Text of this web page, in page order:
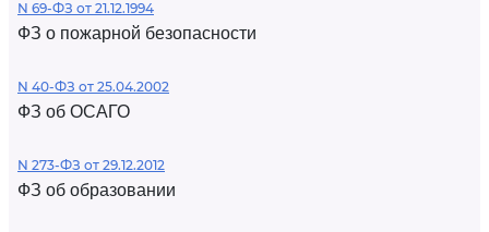
N 69-ФЗ от 21.12.1994
ФЗ о пожарной безопасности
N 40-ФЗ от 25.04.2002
ФЗ об ОСАГО
N 273-ФЗ от 29.12.2012
ФЗ об образовании